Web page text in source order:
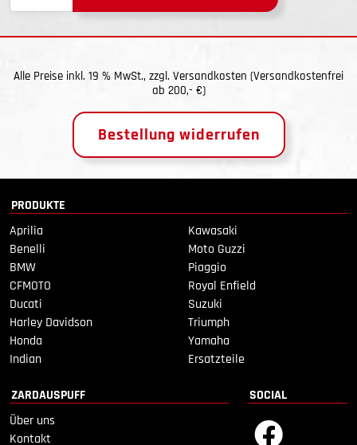
Alle Preise inkl. 19 % MwSt., zzgl. Versandkosten (Versandkostenfrei
ab 200,- €)
Bestellung widerrufen
PRODUKTE
Aprilia
Benelli
BMW
CFMOTO
Ducati
Harley Davidson
Honda
Indian
Kawasaki
Moto Guzzi
Piaggio
Royal Enfield
Suzuki
Triumph
Yamaha
Ersatzteile
ZARDAUSPUFF
Über uns
Kontakt
SOCIAL